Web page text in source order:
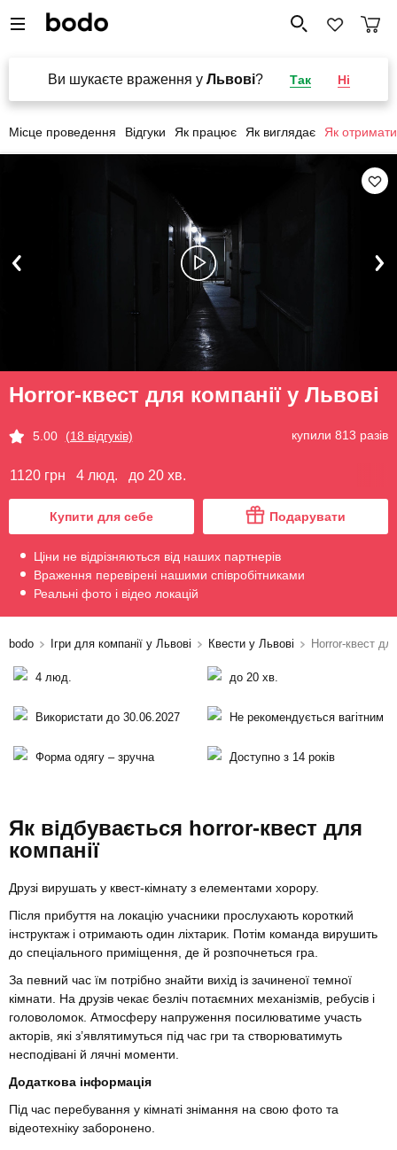
Ви шукаєте враження у Львові? Так Ні
Місце проведення Відгуки Як працює Як виглядає Як отримати
Horror-квест для компанії у Львові
5.00 (18 відгуків) купили 813 разів
1120 грн 4 люд. до 20 хв.
Купити для себе Подарувати
Ціни не відрізняються від наших партнерів
Враження перевірені нашими співробітниками
Реальні фото і відео локацій
bodo Ігри для компанії у Львові Квести у Львові Horror-квест
4 люд. до 20 хв.
Використати до 30.06.2027 Не рекомендується вагітним
Форма одягу – зручна Доступно з 14 років
Як відбувається horror-квест для
компанії
Друзі вирушать у квест-кімнату з елементами хорору.
Після прибуття на локацію учасники прослухають короткий
інструктаж і отримають один ліхтарик. Потім команда вирушить
до спеціального приміщення, де й розпочнеться гра.
За певний час їм потрібно знайти вихід із зачиненої темної
кімнати. На друзів чекає безліч потаємних механізмів, ребусів і
головоломок. Атмосферу напруження посилюватиме участь
акторів, які з’являтимуться під час гри та створюватимуть
несподівані й лячні моменти.
Додаткова інформація
Під час перебування у кімнаті знімання на свою фото та
відеотехніку заборонено.